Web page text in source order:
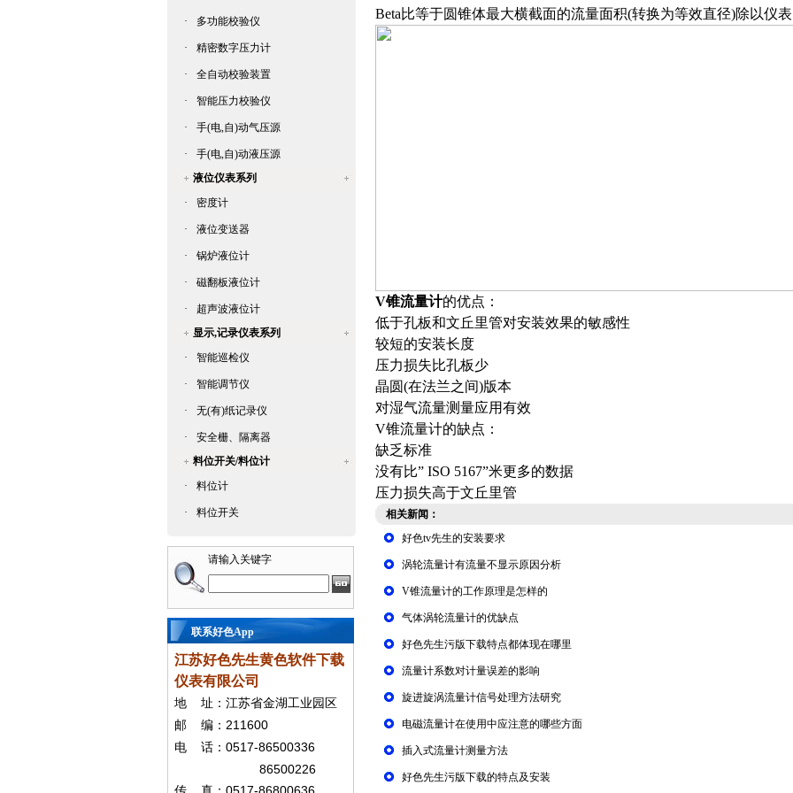
· 多功能校验仪
· 精密数字压力计
· 全自动校验装置
· 智能压力校验仪
· 手(电,自)动气压源
·
手(电,自)动液压源
液位仪表系列
·
密度计
· 液位变送器
· 锅炉液位计
· 磁翻板液位计
·
超声波液位计
显示,记录仪表系列
·
智能巡检仪
· 智能调节仪
· 无(有)纸记录仪
·
安全栅、隔离器
料位开关/料位计
·
料位计
· 料位开关
请输入关键字
联系好色App
江苏好色先生黄色软件下载
仪表有限公司
地
址：江苏省金湖工业园区
邮
编： 211600
电 话： 0517-86500336
86500226
Beta比等于圆锥体最大横截面的流量面积(转换为等效直径)除以仪
V锥流量计的优点：
低于孔板和文丘里管对安装效果的敏感性
较短的安装长度
压力损失比孔板少
晶圆(在法兰之间)版本
对湿气流量测量应用有效
V锥流量计的缺点：
缺乏标准
没有比” ISO 5167”米更多的数据
压力损失高于文丘里管
相关新闻：
好色tv先生的安装要求
涡轮流量计有流量不显示原因分析
V锥流量计的工作原理是怎样的
气体涡轮流量计的优缺点
好色先生污版下载特点都体现在哪里
流量计系数对计量误差的影响
旋进旋涡流量计信号处理方法研究
电磁流量计在使用中应注意的哪些方面
插入式流量计测量方法
好色先生污版下载的特点及安装